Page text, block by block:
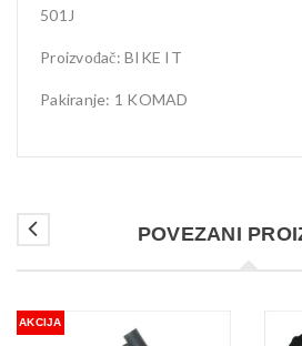
501J
Proizvođač: BIKE IT
Pakiranje: 1 KOMAD
POVEZANI
AKCIJA